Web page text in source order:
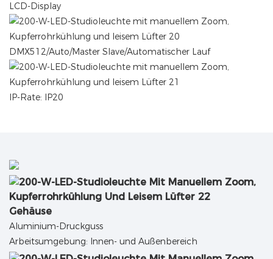
LCD-Display
DMX512/Auto/Master Slave/Automatischer Lauf
IP-Rate: IP20
Gehäuse
Aluminium-Druckguss
Arbeitsumgebung: Innen- und Außenbereich